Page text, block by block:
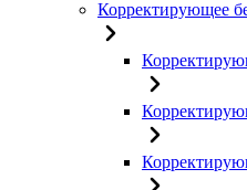
Корректирующее